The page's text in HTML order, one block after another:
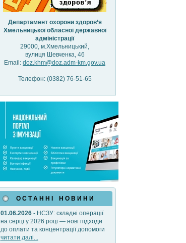
Департамент охорони здоров’я
Хмельницької обласної державної
адміністрації
29000, м.Хмельницький,
вулиця Шевченка, 46
Email: doz.khm@doz.adm-km.gov.ua
Телефон: (0382) 76-51-65
О С Т А Н Н І Н О В И Н И
01.06.2026- НСЗУ: складні операції
на серці у 2026 році — нові підходи
до оплати та концентрації допомоги
читати далі...